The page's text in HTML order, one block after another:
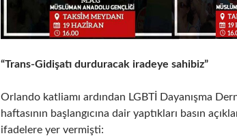
“Trans-Gidişatı durduracak iradeye sahibiz”
Orlando katliamı ardından LGBTİ Dayanışma
haftasının başlangıcına dair yaptıkları basın
ifadelere yer vermişti: